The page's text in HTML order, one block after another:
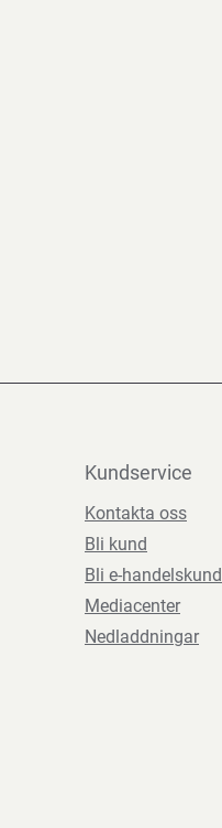
Kundservice
Kontakta oss
Bli kund
Bli e-handelskund
Mediacenter
Nedladdningar